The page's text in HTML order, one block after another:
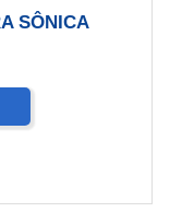
SÔNICA